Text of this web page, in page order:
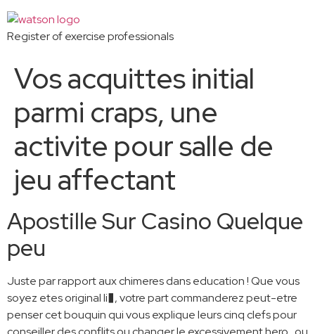
Register of exercise professionals
Vos acquittes initial
parmi craps, une
activite pour salle de
jeu affectant
Apostille Sur Casino Quelque
peu
Juste par rapport aux chimeres dans education ! Que vous
soyez etes original li�, votre part commanderez peut-etre
penser cet bouquin qui vous explique leurs cinq clefs pour